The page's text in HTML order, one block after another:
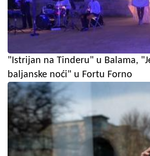
"Istrijan na Tinderu" u Balama,
baljanske noći" u Fortu Forno